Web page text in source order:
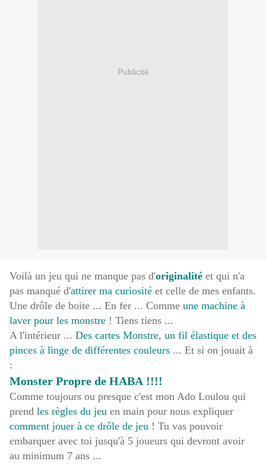
Publicité
Voilà un jeu qui ne manque pas d'originalité et qui n'a
pas manqué d'attirer ma curiosité et celle de mes enfants.
Une drôle de boite ... En fer ... Comme une machine à
laver pour les monstre ! Tiens tiens ...
A l'intérieur ... Des cartes Monstre, un fil élastique et des
pinces à linge de différentes couleurs ... Et si on jouait à
:
Monster Propre de HABA !!!!
Comme toujours ou presque c'est mon Ado Loulou qui
prend les règles du jeu en main pour nous expliquer
comment jouer à ce drôle de jeu ! Tu vas pouvoir
embarquer avec toi jusqu'à 5 joueurs qui devront avoir
au minimum 7 ans ...